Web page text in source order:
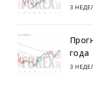
3
года
3